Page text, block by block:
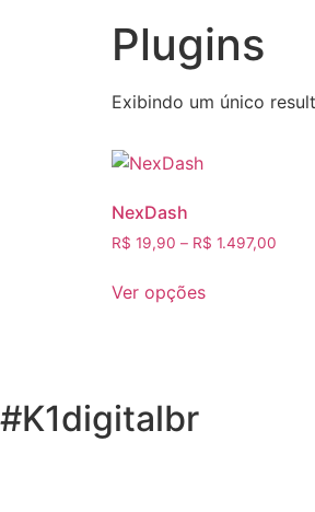
Plugins
Exibindo um único
NexDash
R$ 19,90 – R$ 1.497,00
Ver opções
#K1digitalbr